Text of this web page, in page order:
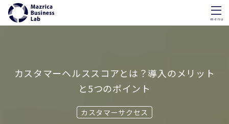
menu
カスタマーヘルススコアとは？導入のメリット
と5つのポイント
カスタマーサクセス